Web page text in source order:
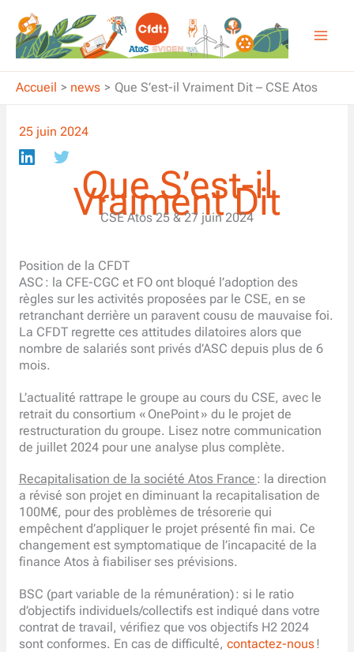
contenu
Accueil news Que S’est-il Vraiment Dit – CSE Atos
25 juin 2024
Que S’est-il
Vraiment Dit
CSE Atos 25 & 27 juin 2024
Position de la CFDT
ASC : la CFE-CGC et FO ont bloqué l’adoption des
règles sur les activités proposées par le CSE, en se
retranchant derrière un paravent cousu de mauvaise foi.
La CFDT regrette ces attitudes dilatoires alors que
nombre de salariés sont privés d’ASC depuis plus de 6
mois.
L’actualité rattrape le groupe au cours du CSE, avec le
retrait du consortium « OnePoint » du le projet de
restructuration du groupe. Lisez notre communication
de juillet 2024 pour une analyse plus complète.
Recapitalisation de la société Atos France : la direction
a révisé son projet en diminuant la recapitalisation de
100M€, pour des problèmes de trésorerie qui
empêchent d’appliquer le projet présenté fin mai. Ce
changement est symptomatique de l’incapacité de la
finance Atos à fiabiliser ses prévisions.
BSC (part variable de la rémunération) : si le ratio
d’objectifs individuels/collectifs est indiqué dans votre
contrat de travail, vérifiez que vos objectifs H2 2024
sont conformes. En cas de difficulté, contactez-nous!